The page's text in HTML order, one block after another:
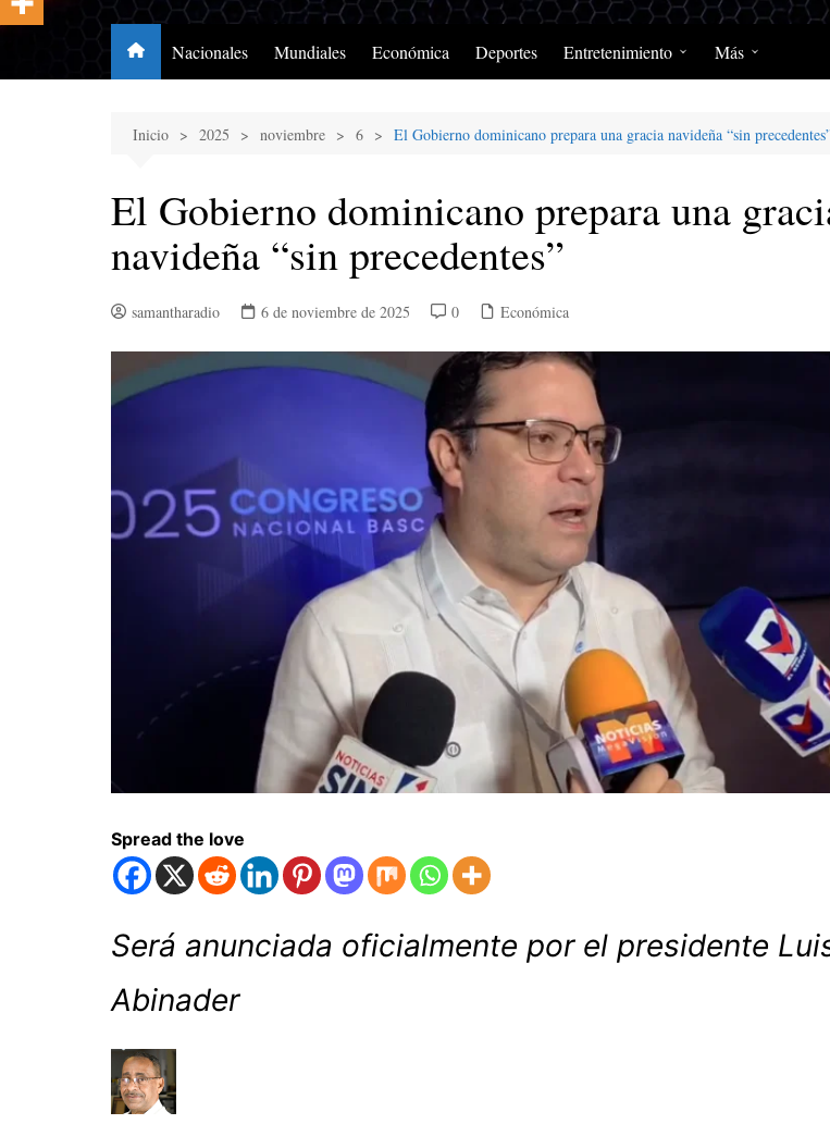
Nacionales Mundiales Económica Deportes Entretenimiento
MerengClásicos
Más
Inicio 2025 noviembre 6 El Gobierno dominicano prepara una gracia navideña “sin
El Gobierno dominicano prepara una
navideña “sin precedentes”
samantharadio 6 de noviembre de 2025 0 Económica
Spread the love
Será anunciada oficialmente por el presidente
Abinader